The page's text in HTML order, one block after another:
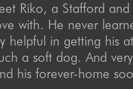
Riko, a Stafford
with. He never
helpful in getting his
a soft dog. And
his forever-home